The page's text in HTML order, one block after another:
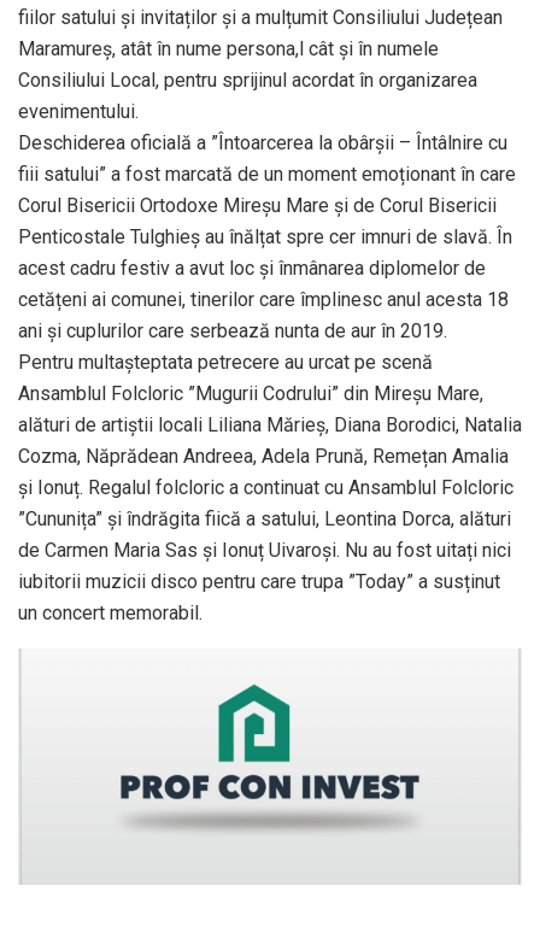
fiilor satului și invitaților și a mulțumit Consiliului Județean
Maramureș, atât în nume persona,l cât și în numele
Consiliului Local, pentru sprijinul acordat în organizarea
evenimentului.
Deschiderea oficială a ”Întoarcerea la obârșii – Întâlnire cu
fiii satului” a fost marcată de un moment emoționant în care
Corul Bisericii Ortodoxe Mireșu Mare și de Corul Bisericii
Penticostale Tulghieș au înălțat spre cer imnuri de slavă. În
acest cadru festiv a avut loc și înmânarea diplomelor de
cetățeni ai comunei, tinerilor care împlinesc anul acesta 18
ani și cuplurilor care serbează nunta de aur în 2019.
Pentru multașteptata petrecere au urcat pe scenă
Ansamblul Folcloric ”Mugurii Codrului” din Mireșu Mare,
alături de artiștii locali Liliana Mărieș, Diana Borodici, Natalia
Cozma, Năprădean Andreea, Adela Prună, Remețan Amalia
și Ionuț. Regalul folcloric a continuat cu Ansamblul Folcloric
”Cununița” și îndrăgita fiică a satului, Leontina Dorca, alături
de Carmen Maria Sas și Ionuț Uivaroși. Nu au fost uitați nici
iubitorii muzicii disco pentru care trupa ”Today” a susținut
un concert memorabil.